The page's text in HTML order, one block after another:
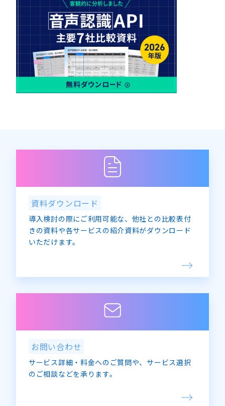
12月
(2)
(2)
12月 (1)
7月
9月(1)
10月(1)
11月(1)
4月
8月(2)
9月 (1)
10月(2)
11月(2)
(2)
9月(2)
10月(3)
12月(3)
資料ダウンロード
導入検討の際にご利用可能な、他社との比較表付
きの資料や各サービスの紹介資料がダウンロード
いただけます。
お問い合わせ
サービス詳細・料金へのご質問や、サービス選択
のご相談などを承ります。